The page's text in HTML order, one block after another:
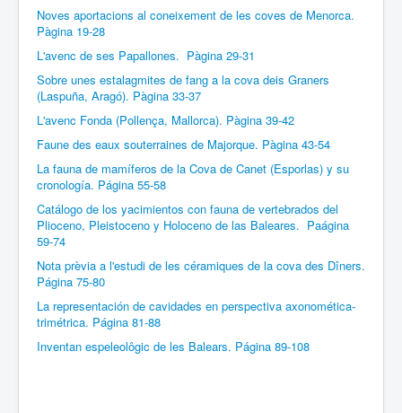
Noves aportacions al coneixement de les coves de Menorca.
Pàgina 19-28
L'avenc de ses Papallones. Pàgina 29-31
Sobre unes estalagmites de fang a la cova deis Graners
(Laspuña, Aragó). Pàgina 33-37
L'avenc Fonda (Pollença, Mallorca). Pàgina 39-42
Faune des eaux sou­terraines de Majorque. Pàgina 43-54
La fauna de mamíferos de la Cova de Canet (Esporlas) y su
cronología. Página 55-58
Catálogo de los yacimientos con fauna de vertebrados del
Plioceno, Pleistoceno y Holoceno de las Baleares. Paágina
59-74
Nota prèvia a l'estudi de les céramiques de la cova des Dîners.
Página 75-80
La representación de cavidades en perspectiva axonomética-
trimétrica. Página 81-88
Inventan espeleolôgic de les Balears. Página 89-108